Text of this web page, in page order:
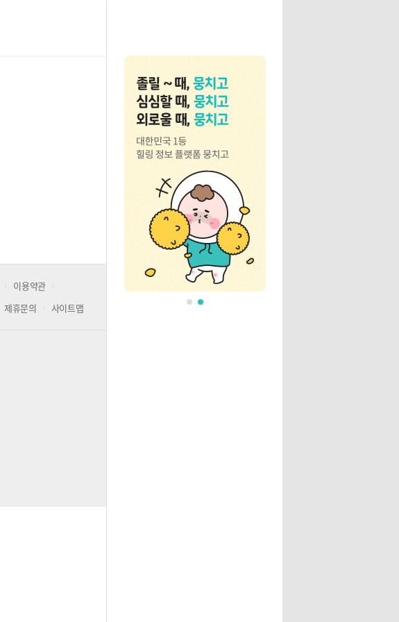
이용약관
제휴문의 사이트맵